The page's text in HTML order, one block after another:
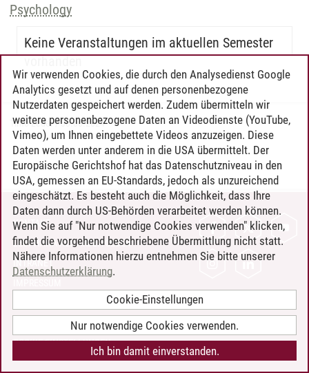
Psychology
Keine Veranstaltungen im aktuellen Semester
vorhanden
Timo Leder/30.06.2024
KONTAKT
LEUPHANA ALS ARBEITGEBER
INTRANET
BARRIEREFREIHEIT
COOKIE-EINSTELLUNGEN
Wir verwenden Cookies, die durch den Analysedienst Google
Analytics gesetzt und auf denen personenbezogene
Nutzerdaten gespeichert werden. Zudem übermitteln wir
weitere personenbezogene Daten an Videodienste (YouTube,
Vimeo), um Ihnen eingebettete Videos anzuzeigen. Diese
Daten werden unter anderem in die USA übermittelt. Der
Europäische Gerichtshof hat das Datenschutzniveau in den
USA, gemessen an EU-Standards, jedoch als unzureichend
eingeschätzt. Es besteht auch die Möglichkeit, dass Ihre
Daten dann durch US-Behörden verarbeitet werden können.
Wenn Sie auf "Nur notwendige Cookies verwenden" klicken,
findet die vorgehend beschriebene Übermittlung nicht statt.
Nähere Informationen hierzu entnehmen Sie bitte unserer
Datenschutzerklärung.
Cookie-Einstellungen
Nur notwendige Cookies verwenden.
Ich bin damit einverstanden.